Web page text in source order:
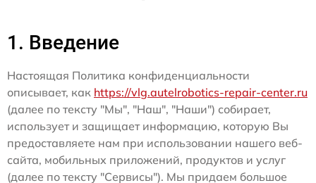
1. Введение
Настоящая Политика конфиденциальности
описывает, как https://vlg.autelrobotics-repair-center.ru
(далее по тексту "Мы", "Наш", "Наши") собирает,
использует и защищает информацию, которую Вы
предоставляете нам при использовании нашего веб-
сайта, мобильных приложений, продуктов и услуг
(далее по тексту "Сервисы"). Мы придаем большое